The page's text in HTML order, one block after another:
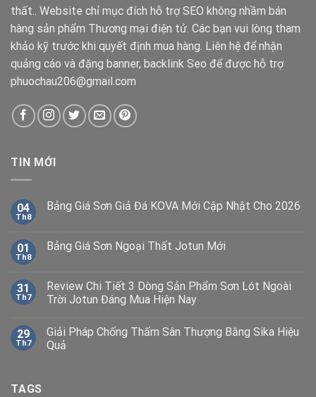
thất.. Website chỉ mục đích hỗ trợ SEO không nhầm bán
hàng sản phẩm Thương mại điện tử. Các bạn vui lòng tham
khảo kỹ trước khi quyết định mua hàng. Liên hệ để nhận
quảng cáo và đặng banner, backlink Seo để được hỗ trợ
phuochau206@gmail.com
TIN MỚI
04
Th8
Bảng Giá Sơn Giả Đá KOVA Mới Cập Nhật Cho 2026
01
Th8
Bảng Giá Sơn Ngoại Thất Jotun Mới
31
Th7
Review Chi Tiết 3 Dòng Sản Phẩm Sơn Lót Ngoài
Trời Jotun Đáng Mua Hiện Nay
29
Th7
Giải Pháp Chống Thấm Sân Thượng Bằng Sika Hiệu
Quả
TAGS